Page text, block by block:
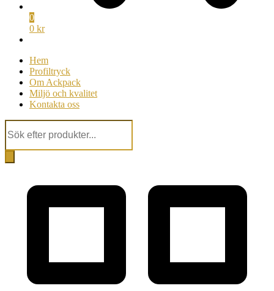
0
0 kr
Hem
Profiltryck
Om Ackpack
Miljö och kvalitet
Kontakta oss
Products
search